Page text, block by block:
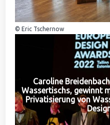
© Eric Tschernow
Caroline
Wassertischs, gewinnt
Privatisierung von